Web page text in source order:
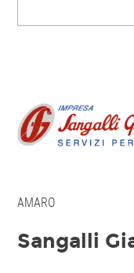
AMARO
Sangalli